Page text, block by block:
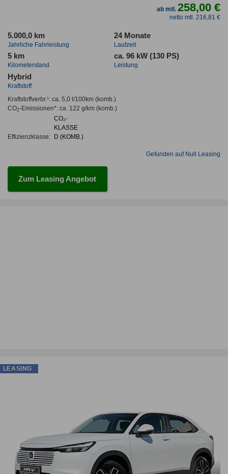
ab mtl.258,00 €
netto mtl. 216,81 €
5.000,0 km
Jahrliche Fahrleistung
24 Monate
Laufzeit
5 km
Kilometerstand
ca. 96 kW (130 PS)
Leistung
Hybrid
Kraftstoff
Kraftstoffverbr.¹: ca. 5,0 l/100km(komb.)
CO2-Emissionen*: ca. 122 g/km(komb.)
Effizienzklasse:
CO₂-
KLASSE
D (KOMB.)
Gefunden auf Null Leasing
Zum Leasing Angebot
LEASING